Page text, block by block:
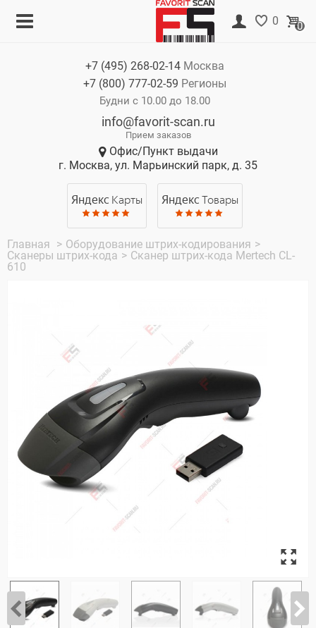
0 0
+7 (495) 268-02-14 Москва
+7 (800) 777-02-59 Регионы
Будни с 10.00 до 18.00
info@favorit-scan.ru
Прием заказов
Офис/Пункт выдачи
г. Москва, ул. Марьинский парк, д. 35
Яндекс Карты Яндекс Товары
Главная > Оборудование штрих-кодирования >
Сканеры штрих-кода > Сканер штрих-кода Mertech CL-
610
Корзина
Нет товаров